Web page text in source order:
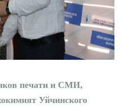
печати и СМИ,
Уйчинского